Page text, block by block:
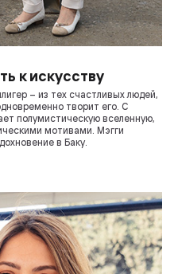
к искусству
– из тех счастливых людей,
творит его. С
полумистическую вселенную,
мотивами. Мэгги
в Баку.